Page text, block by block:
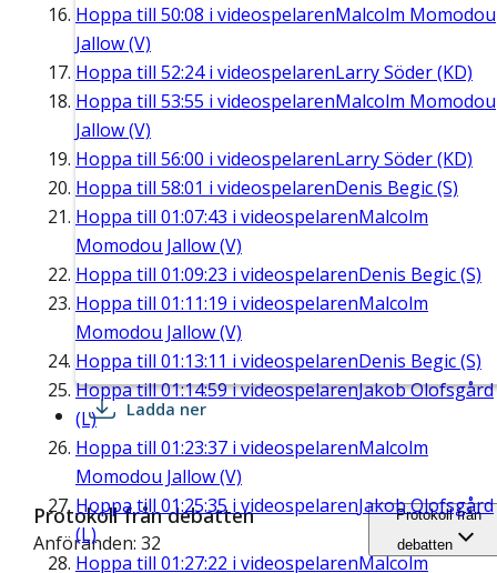
Hoppa till 50:08 i videospelarenMalcolm Momodou
Jallow (V)
Hoppa till 52:24i videospelarenLarry Söder (KD)
Hoppa till 53:55 i videospelarenMalcolm Momodou
Jallow (V)
Hoppa till 56:00 i videospelarenLarry Söder (KD)
Hoppa till 58:01 i videospelarenDenis Begic (S)
Hoppa till 01:07:43 i videospelarenMalcolm
Momodou Jallow (V)
Hoppa till 01:09:23 i videospelarenDenis Begic (S)
Hoppa till 01:11:19 i videospelarenMalcolm
Momodou Jallow (V)
Hoppa till 01:13:11 i videospelarenDenis Begic (S)
Hoppa till01:14:59i videospelarenJakob Olofsgård
(L)
Hoppa till 01:23:37 i videospelarenMalcolm
Momodou Jallow (V)
Hoppa till 01:25:35 i videospelarenJakob Olofsgård
(L)
Hoppa till 01:27:22 i videospelarenMalcolm
Ladda ner
Protokoll från debatten
Anföranden: 32
Protokoll från
debatten